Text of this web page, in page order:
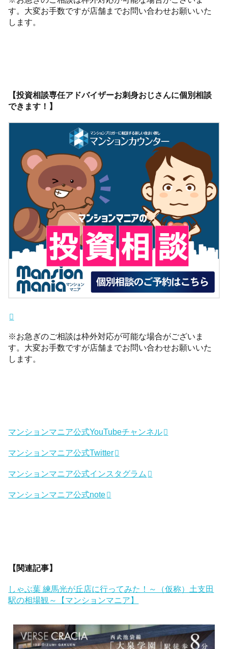
す。大変お手数ですが店舗までお問い合わせお願いいた
します。
【投資相談専任アドバイザーお刺身おじさんに個別相談
できます！】
※お急ぎのご相談は枠外対応が可能な場合がございま
す。大変お手数ですが店舗までお問い合わせお願いいた
します。
マンションマニア公式YouTubeチャンネル
マンションマニア公式Twitter
マンションマニア公式インスタグラム
マンションマニア公式note
【関連記事】
しゃぶ葉 練馬光が丘店に行ってみた！～（仮称）土支田
駅の相場観～【マンションマニア】